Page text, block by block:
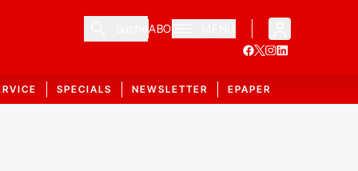
ABO
SPECIALS NEWSLETTER EPAPER